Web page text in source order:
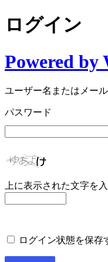
ログイン
Powered by
ユーザー名またはメー
パスワード
上に表示された文字を
ログイン状態を保存